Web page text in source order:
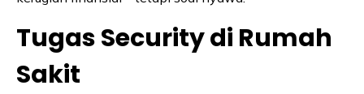
Tugas Security di Rumah
Sakit